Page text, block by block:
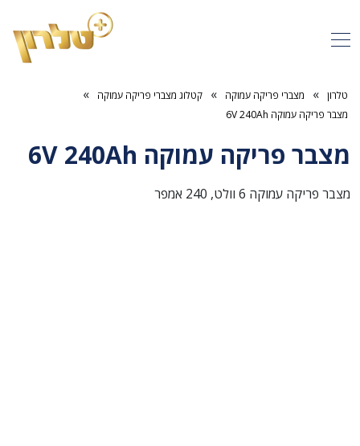
טלרון » מצברי פריקה עמוקה » קטלוג מצברי פריקה עמוקה »
מצבר פריקה עמוקה 6V 240Ah
מצבר פריקה עמוקה 6V 240Ah
מצבר פריקה עמוקה 6 וולט, 240 אמפר